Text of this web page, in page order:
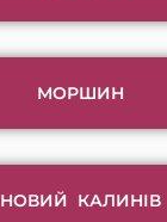
МОРШИН
НОВИЙ КАЛИНІВ